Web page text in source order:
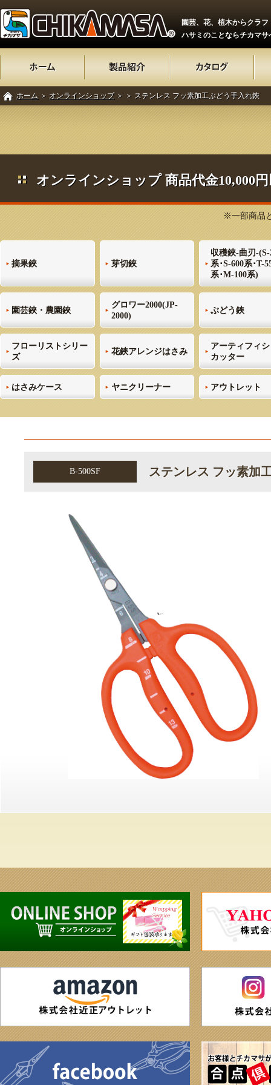
園芸、花、植木からクラフ
ハサミのことならチカマサ
ホーム ＞ オンラインショップ＞ ＞ ステンレス フッ素加工ぶどう手入れ鋏
オンラインショップ 商品代金10,000
※一部商品
摘果鋏 芽切鋏
収穫鋏-曲刃-(S-
系･S-600系･T-
系･M-100系)
園芸鋏・農園鋏
グロワー2000(JP-
2000)
ぶどう鋏
フローリストシリー
ズ
花鋏アレンジはさみ
アーティフィ
カッター
はさみケース ヤニクリーナー アウトレット
B-500SF ステンレス フッ素加